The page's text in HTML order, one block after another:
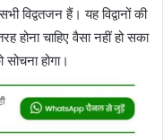
विद्वतजन हैं। यह विद्वानों की
होना चाहिए वैसा नहीं हो सका
होगा।